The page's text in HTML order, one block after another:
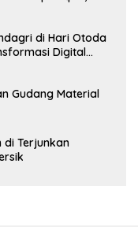
di Hari Otoda
Digital
Gudang Material
di Terjunkan